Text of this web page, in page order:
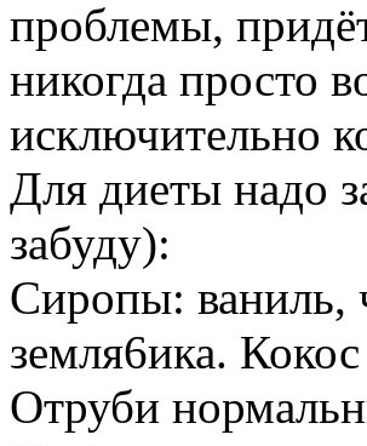
проблемы,
никогда просто
исключительно
Для диеты надо
забуду):
Сиропы: ваниль,
земля6ика.
Отруби